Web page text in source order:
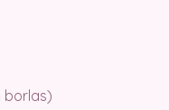
borlas)